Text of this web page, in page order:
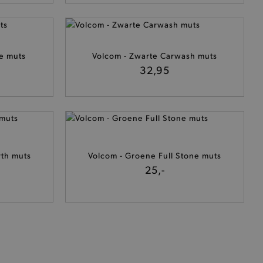
muts Volcom - Zwarte Carwash muts
32,95
muts Volcom - Groene Full Stone muts
25,-
manier wordt verorberd.
product te kunnen
je winkel van afhaling
product te kunnen
over het gebruik van